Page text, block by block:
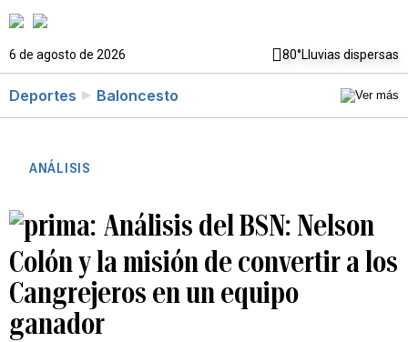
6 de agosto de 2026 80°Lluvias dispersas
Deportes Baloncesto
ANÁLISIS
Análisis del BSN: Nelson
Colón y la misión de convertir a los
Cangrejeros en un equipo
ganador